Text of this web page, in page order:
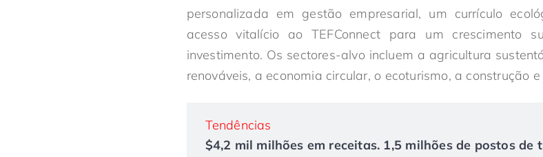
personalizada em gestão empresarial, um currículo
acesso vitalício ao TEFConnect para um crescimento
investimento. Os sectores-alvo incluem a agricultura
renováveis, a economia circular, o ecoturismo, a construção
Tendências
$4,2 mil milhões em receitas. 1,5 milhões de postos de